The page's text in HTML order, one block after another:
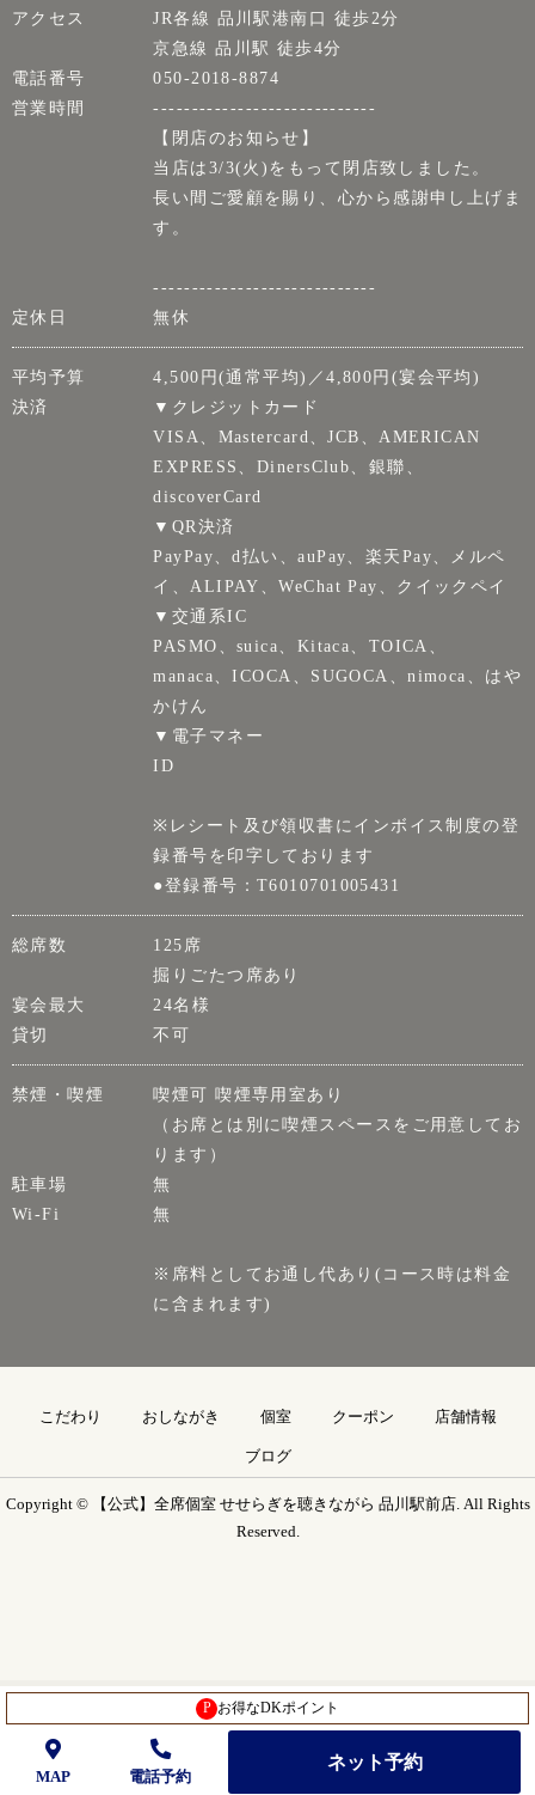
アクセス
JR各線 品川駅港南口 徒歩2分
京急線 品川駅 徒歩4分
電話番号
050-2018-8874
営業時間
-----------------------------
【閉店のお知らせ】
当店は3/3(火)をもって閉店致しました。
長い間ご愛顧を賜り、心から感謝申し上げま
す。
-----------------------------
定休日
無休
平均予算
4,500円(通常平均)／4,800円(宴会平均)
決済
▼クレジットカード
VISA、Mastercard、JCB、AMERICAN
EXPRESS、DinersClub、銀聯、
discoverCard
▼QR決済
PayPay、d払い、auPay、楽天Pay、メルペ
イ、ALIPAY、WeChat Pay、クイックペイ
▼交通系IC
PASMO、suica、Kitaca、TOICA、
manaca、ICOCA、SUGOCA、nimoca、はや
かけん
▼電子マネー
ID
※レシート及び領収書にインボイス制度の登
録番号を印字しております
●登録番号：T6010701005431
総席数
125席
掘りごたつ席あり
宴会最大
24名様
貸切
不可
禁煙・喫煙
喫煙可 喫煙専用室あり
（お席とは別に喫煙スペースをご用意してお
ります）
駐車場
無
Wi-Fi
無
※席料としてお通し代あり(コース時は料金
に含まれます)
こだわり おしながき 個室 クーポン 店舗情報
ブログ
Copyright © 【公式】全席個室 せせらぎを聴きながら 品川駅前店. All Rights
Reserved.
P お得なDKポイント
MAP 電話予約
ネット予約